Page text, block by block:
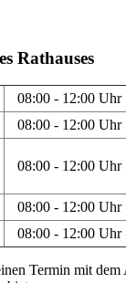
Rathauses
08:00 - 12:00 Uhr
08:00 - 12:00 Uhr
08:00 - 12:00 Uhr
08:00 - 12:00 Uhr
08:00 - 12:00 Uhr
Termin mit dem